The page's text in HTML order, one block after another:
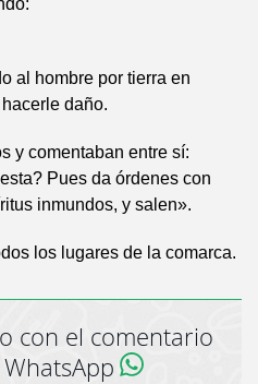
al hombre por tierra en
daño.
y comentaban entre sí:
Pues da órdenes con
inmundos, y salen».
los lugares de la comarca.
con el comentario